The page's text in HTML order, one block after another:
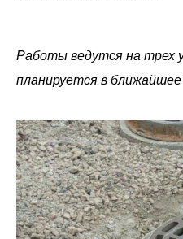
Работы ведутся на трех
планируется в ближайшее